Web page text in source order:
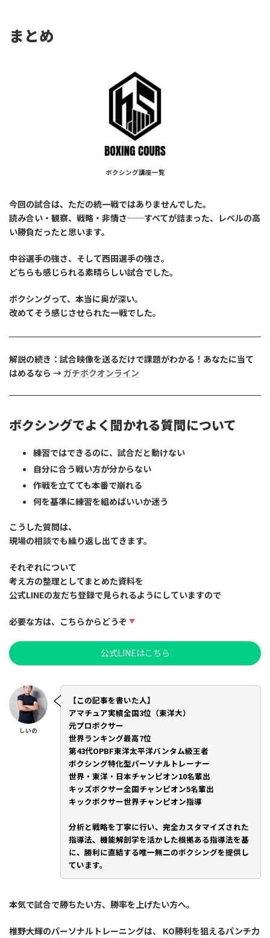
まとめ
ボクシング講座一覧
今回の試合は、ただの統一戦ではありませんでした。
読み合い・観察、戦略・非情さ──すべてが詰まった、レベルの高
い勝負だったと思います。
中谷選手の強さ、そして西田選手の強さ。
どちらも感じられる素晴らしい試合でした。
ボクシングって、本当に奥が深い。
改めてそう感じさせられた一戦でした。
解説の続き：試合映像を送るだけで課題がわかる！あなたに当て
はめるなら → ガチボクオンライン
ボクシングでよく聞かれる質問について
練習ではできるのに、試合だと動けない
自分に合う戦い方が分からない
作戦を立てても本番で崩れる
何を基準に練習を組めばいいか迷う
こうした質問は、
現場の相談でも繰り返し出てきます。
それぞれについて
考え方の整理としてまとめた資料を
公式LINEの友だち登録で見られるようにしていますので
必要な方は、こちらからどうぞ
公式LINEはこちら
しいの
【この記事を書いた人】
アマチュア実績全国3位（東洋大）
元プロボクサー
世界ランキング最高7位
第43代OPBF東洋太平洋バンタム級王者
ボクシング特化型パーソナルトレーナー
世界・東洋・日本チャンピオン10名輩出
キッズボクサー全国チャンピオン5名輩出
キックボクサー世界チャンピオン指導
分析と戦略を丁寧に行い、完全カスタマイズされた
指導法、機能解剖学を活かした根拠ある指導法を基
に、勝利に直結する唯一無二のボクシングを提供し
ています。
本気で試合で勝ちたい方、勝率を上げたい方へ。
椎野大輝のパーソナルトレーニングは、 KO勝利を狙えるパンチ力